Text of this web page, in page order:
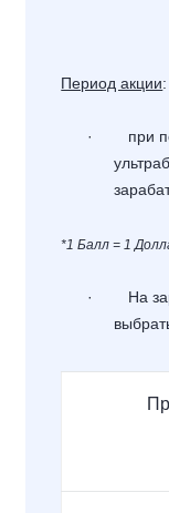
Период акции
·
при
*1 Балл = 1
·
На